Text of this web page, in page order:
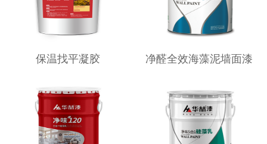
保温找平凝胶 净醛全效海藻泥墙面漆